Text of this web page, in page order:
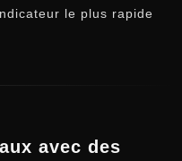
le plus rapide
avec des